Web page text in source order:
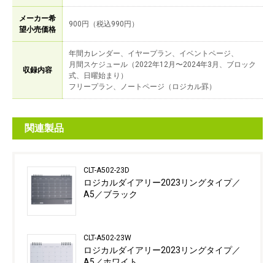
メーカー希
望小売価格
900円（税込990円）
収録内容
年間カレンダー、イヤープラン、イベントページ、
月間スケジュール（2022年12月〜2024年3月、ブロック
式、日曜始まり）
フリープラン、ノートページ（ロジカル罫）
関連製品
CLT-A502-23D
ロジカルダイアリー2023リングタイプ／
A5／ブラック
CLT-A502-23W
ロジカルダイアリー2023リングタイプ／